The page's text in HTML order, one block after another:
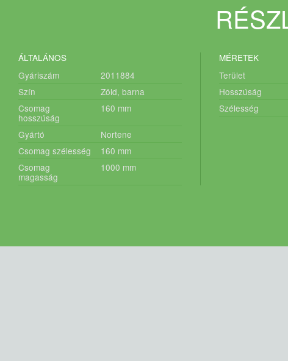
ÁLTALÁNOS
Gyáriszám
2011884
Szín
Zöld, barna
Csomag
hosszúság
160 mm
Gyártó
Nortene
Csomag szélesség
160 mm
Csomag
magasság
1000 mm
MÉRETEK
Terület
Hosszúság
Szélesség